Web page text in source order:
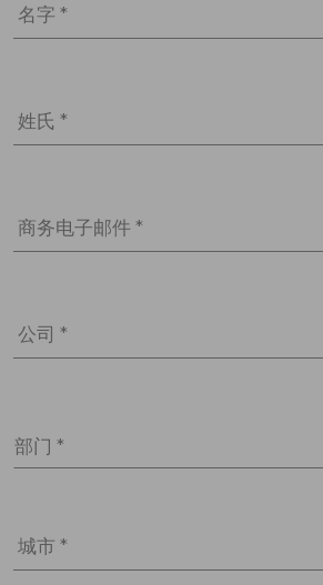
名字 *
姓氏 *
商务电子邮件 *
公司 *
部门 *
城市 *